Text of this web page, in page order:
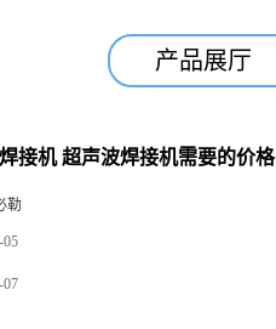
产品展厅
接机 超声波焊接机需要的价格
勒
05
07